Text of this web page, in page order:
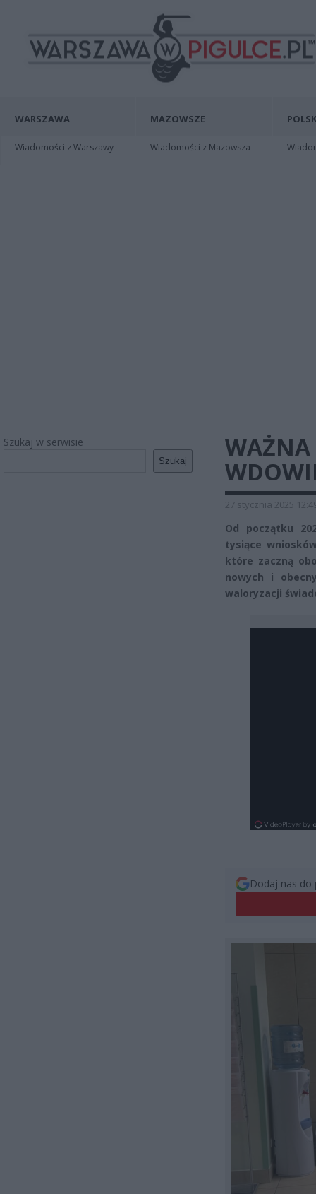
WARSZAWA
Wiadomości z Warszawy
MAZOWSZE
Wiadomości z Mazowsza
Szukaj w serwisie
Szukaj
WAŻNA
27 stycznia 2025
Od początku
tysiące
które zaczną
nowych i
waloryzacji
Dodaj nas do